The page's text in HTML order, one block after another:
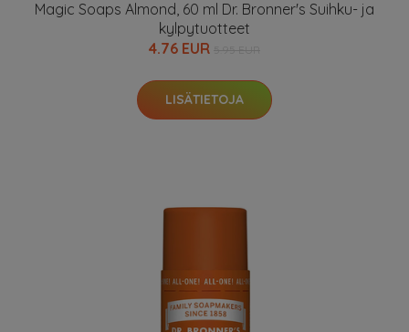
Magic Soaps Almond, 60 ml Dr. Bronner's Suihku- ja
kylpytuotteet
4.76 EUR
LISÄTIETOJA